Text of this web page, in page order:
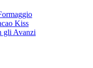
Kiss
gli Avanzi